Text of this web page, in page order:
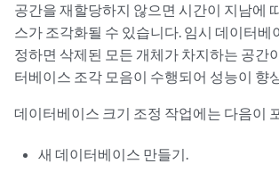
공간을 재할당하지 않으면 시간이 지남에
스가 조각화될 수 있습니다. 임시 데이터베
정하면 삭제된 모든 개체가 차지하는 공간
터베이스 조각 모음이 수행되어 성능이 향
데이터베이스 크기 조정 작업에는 다음이
새 데이터베이스 만들기.